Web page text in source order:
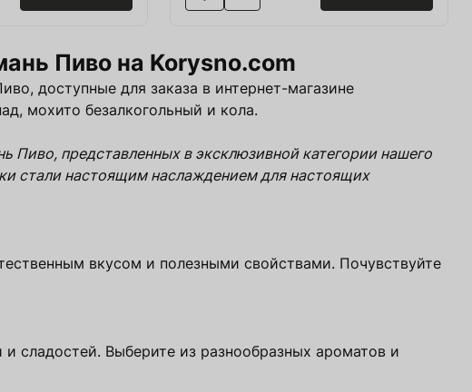
Пиво на Korysno.com
доступные для заказа в интернет-магазине
мохито безалкогольный и кола.
представленных в эксклюзивной категории нашего
стали настоящим наслаждением для настоящих
вкусом и полезными свойствами. Почувствуйте
сладостей. Выберите из разнообразных ароматов и